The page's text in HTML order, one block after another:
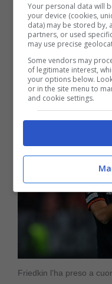
prestito oneroso
un diritto di
alle presenze
trasformato in
Friedkin l’ha preso a
Your personal data will
your device (cookies,
data) may be stored by,
partners, or used
may use precise
Some vendors may
of legitimate interest,
your options below.
or in the site menu to
and cookie settings.